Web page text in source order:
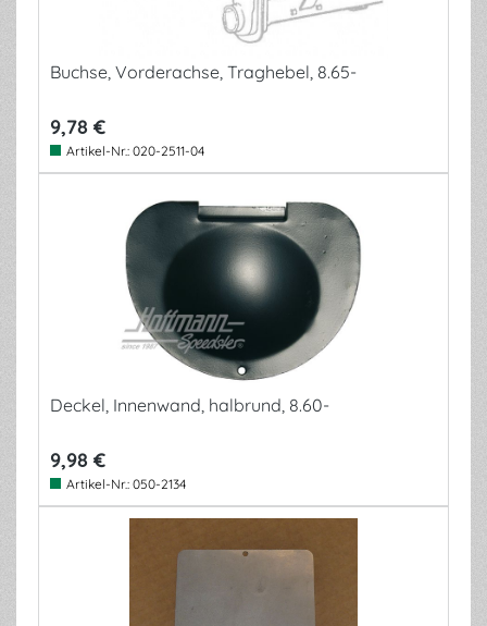
Buchse, Vorderachse, Traghebel, 8.65-
9,78 €
Artikel-Nr.: 020-2511-04
Deckel, Innenwand, halbrund, 8.60-
9,98 €
Artikel-Nr.: 050-2134